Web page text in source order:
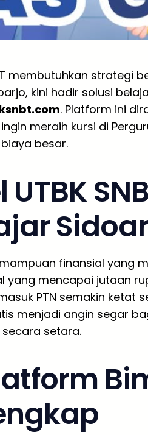
membutuhkan strategi
kini hadir solusi
. Platform ini
meraih kursi di
besar.
finansial yang
yang mencapai jutaan
PTN semakin ketat
menjadi angin segar
setara.